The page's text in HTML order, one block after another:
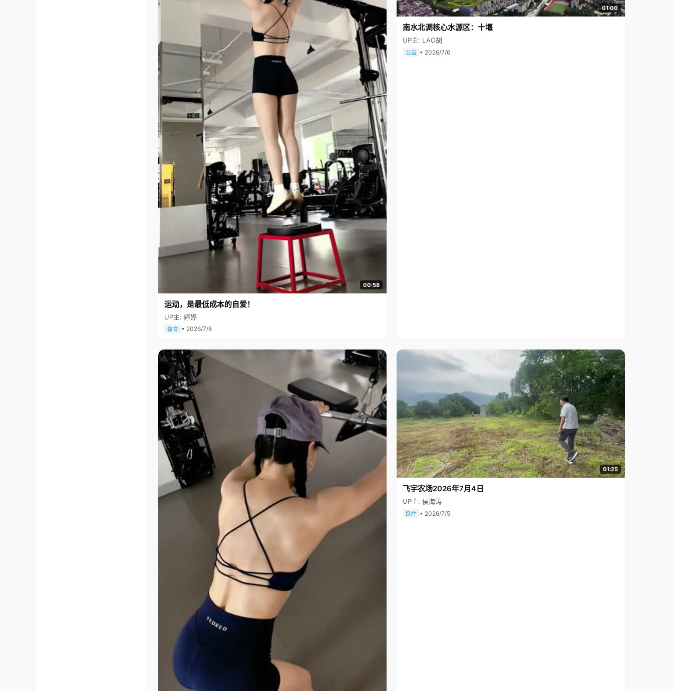
00:58
运动，是最低成本的自爱！
UP主: 婷婷
体育 • 2026/7/8
01:00
南水北调核心水源区：十堰
UP主: LAO胡
公益 • 2026/7/6
01:25
飞宇农场2026年7月4日
UP主: 侯海涛
跃胜 • 2026/7/5